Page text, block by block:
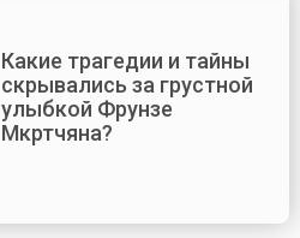
Какие трагедии и тайны
скрывались за грустной
улыбкой Фрунзе
Мкртчяна?